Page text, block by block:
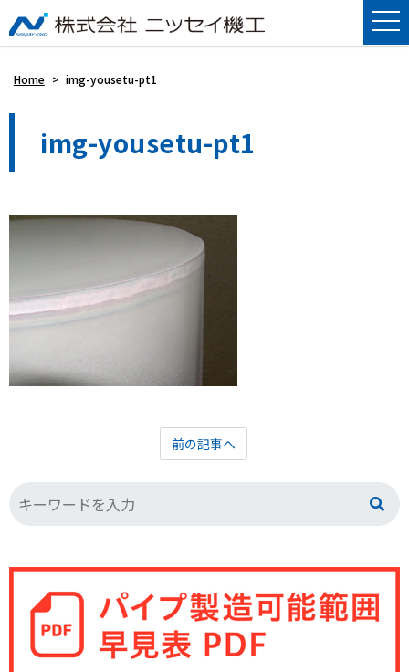
Home > img-yousetu-pt1
img-yousetu-pt1
前の記事へ